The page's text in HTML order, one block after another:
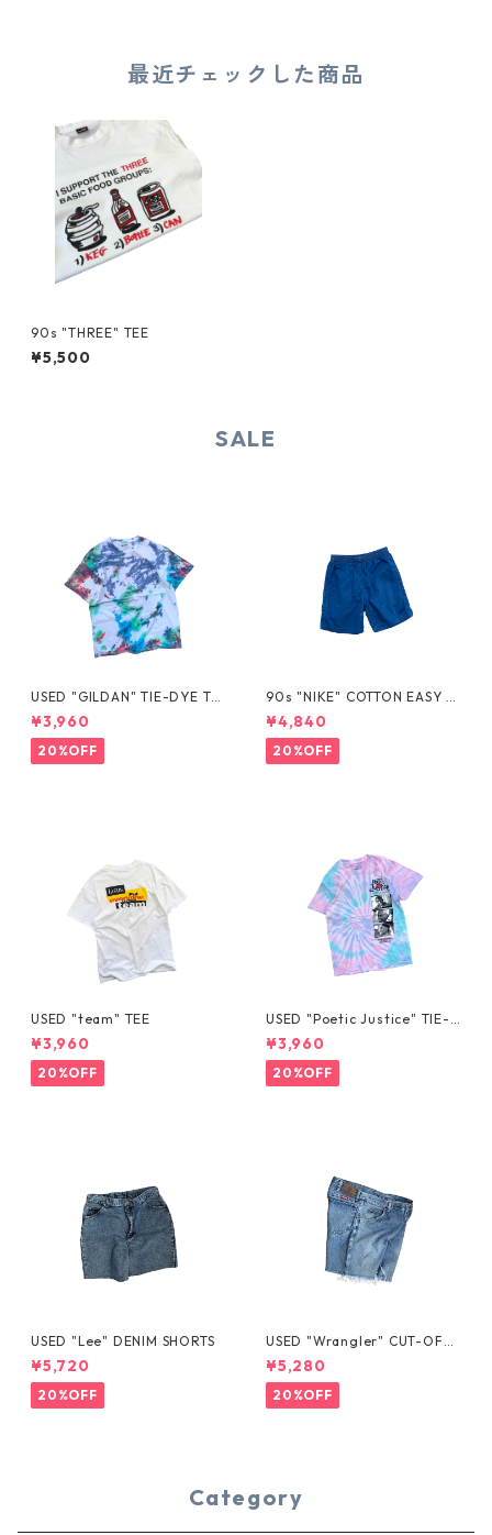
最近チェックした商品
90s "THREE" TEE
¥5,500
SALE
USED "GILDAN" TIE-DYE TE
E
¥3,960
20%OFF
90s "NIKE" COTTON EASY S
HORTS
¥4,840
20%OFF
USED "team" TEE
¥3,960
20%OFF
USED "Poetic Justice" TIE-D
YE TEE
¥3,960
20%OFF
USED "Lee" DENIM SHORTS
¥5,720
20%OFF
USED "Wrangler" CUT-OFF
DENIM SHORTS
¥5,280
20%OFF
Category